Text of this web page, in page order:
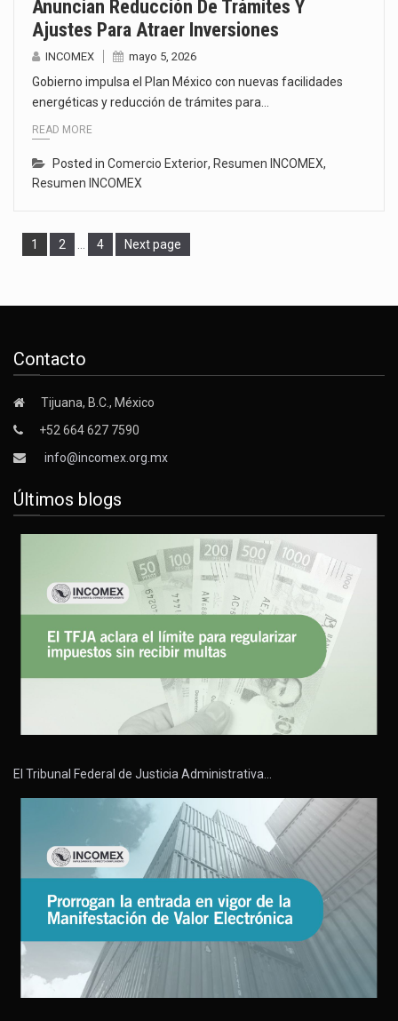
Anuncian Reducción De Trámites Y
Ajustes Para Atraer Inversiones
INCOMEX mayo 5, 2026
Gobierno impulsa el Plan México con nuevas facilidades
energéticas y reducción de trámites para…
READ MORE
Posted in Comercio Exterior, Resumen INCOMEX,
Resumen INCOMEX
Page
1 Page
2 Page
4 Next page
Contacto
Tijuana, B.C., México
+52 664 627 7590
info@incomex.org.mx
Últimos blogs
El Tribunal Federal de Justicia Administrativa…